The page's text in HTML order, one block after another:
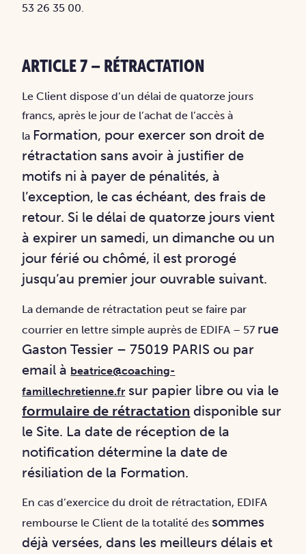
53 26 35 00.
ARTICLE 7 – RÉTRACTATION
Le Client dispose d’un délai de quatorze jours
francs, après le jour de l’achat de l’accès à
la Formation, pour exercer son droit de
rétractation sans avoir à justifier de
motifs ni à payer de pénalités, à
l’exception, le cas échéant, des frais de
retour. Si le délai de quatorze jours vient
àexpirer un samedi, un dimanche ou un
jour férié ou chômé, il est prorogé
jusqu’au premier jour ouvrable suivant.
La demande de rétractation peut se faire par
courrier en lettre simple auprès de EDIFA – 57 rue
Gaston Tessier – 75019 PARIS ou par
email à beatrice@coaching-
famillechretienne.fr sur papier libre ou via le
formulaire de rétractation disponible sur
le Site. La date de réception de la
notificationdétermine la date de
résiliation de la Formation.
En cas d’exercice du droit de rétractation, EDIFA
rembourse le Client de la totalité des sommes
déjà versées, dans les meilleurs délais et